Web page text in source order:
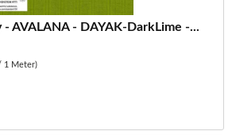
AVALANA - DAYAK-DarkLime -...
1 Meter)